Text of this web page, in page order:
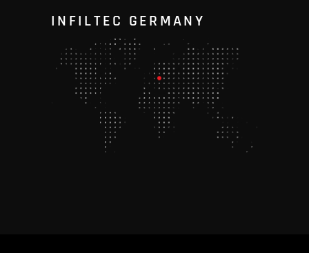
INFILTEC GERMANY